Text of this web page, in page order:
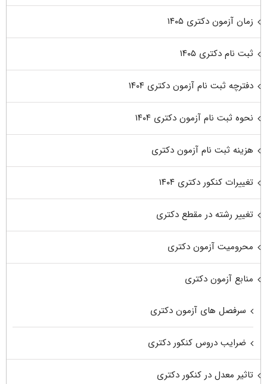
زمان آزمون دکتری ۱۴۰۵
ثبت نام دکتری ۱۴۰۵
دفترچه ثبت نام آزمون دکتری ۱۴۰۴
نحوه ثبت نام آزمون دکتری ۱۴۰۴
هزینه ثبت نام آزمون دکتری
تغییرات کنکور دکتری ۱۴۰۴
تغییر رشته در مقطع دکتری
محرومیت آزمون دکتری
منابع آزمون دکتری
سرفصل های آزمون دکتری
ضرایب دروس کنکور دکتری
تاثیر معدل در کنکور دکتری